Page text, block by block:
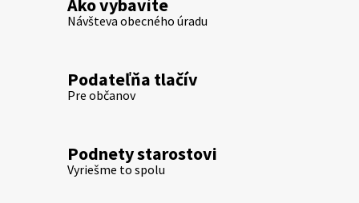
Ako vybavíte
Návšteva obecného úradu
Podateľňa tlačív
Pre občanov
Podnety starostovi
Vyriešme to spolu